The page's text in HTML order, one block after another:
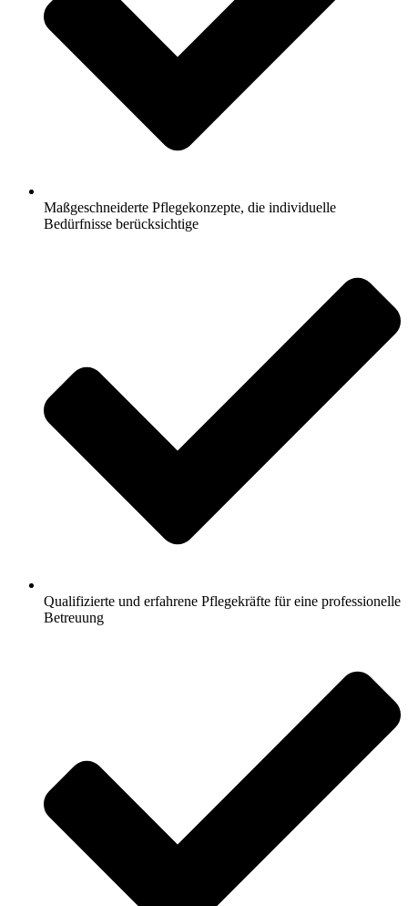
Maßgeschneiderte Pflegekonzepte, die individuelle
Bedürfnisse berücksichtige
Qualifizierte und erfahrene Pflegekräfte für eine professionelle
Betreuung